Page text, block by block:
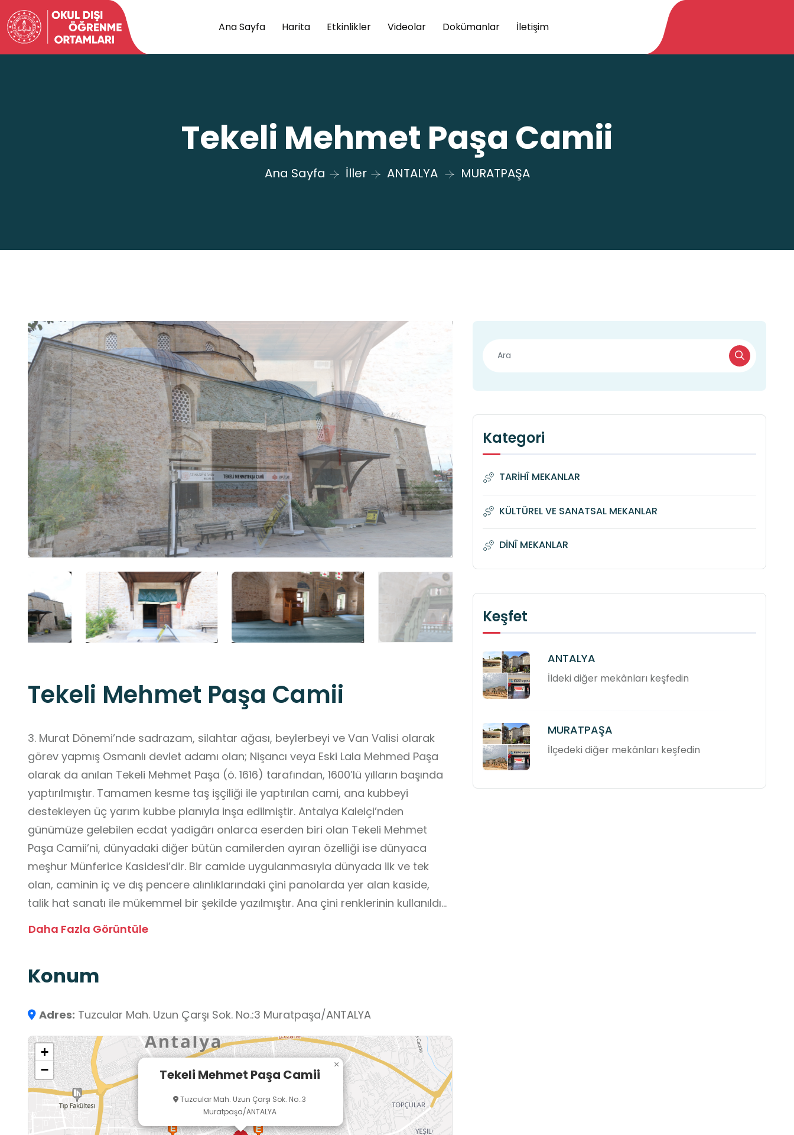
Ana Sayfa Harita Etkinlikler Videolar Dokümanlar İletişim
Tekeli Mehmet Paşa Camii
Ana Sayfa İller ANTALYA MURATPAŞA
Tekeli Mehmet Paşa Camii
3. Murat Dönemi’nde sadrazam, silahtar ağası, beylerbeyi ve Van Valisi olarak
görev yapmış Osmanlı devlet adamı olan; Nişancı veya Eski Lala Mehmed Paşa
olarak da anılan Tekeli Mehmet Paşa (ö. 1616) tarafından, 1600’lü yılların başında
yaptırılmıştır. Tamamen kesme taş işçiliği ile yaptırılan cami, ana kubbeyi
destekleyen üç yarım kubbe planıyla inşa edilmiştir. Antalya Kaleiçi’nden
günümüze gelebilen ecdat yadigârı onlarca eserden biri olan Tekeli Mehmet
Paşa Camii’ni, dünyadaki diğer bütün camilerden ayıran özelliği ise dünyaca
meşhur Münferice Kasidesi’dir. Bir camide uygulanmasıyla dünyada ilk ve tek
olan, caminin iç ve dış pencere alınlıklarındaki çini panolarda yer alan kaside,
talik hat sanatı ile mükemmel bir şekilde yazılmıştır. Ana çini renklerinin kullanıldığı
sıklıkla okunagelen kasidedir. Her açıdan çok başarılı tasarlanan kaside, Tekeli
Daha Fazla Görüntüle
Konum
Adres: Tuzcular Mah. Uzun Çarşı Sok. No.:3 Muratpaşa/ANTALYA
Tekeli Mehmet Paşa Camii
Tuzcular Mah. Uzun Çarşı Sok. No.:3
Muratpaşa/ANTALYA
×
+
−
Kategori
TARİHÎ MEKANLAR
KÜLTÜREL VE SANATSAL MEKANLAR
DİNÎ MEKANLAR
Keşfet
ANTALYA
İldeki diğer mekânları keşfedin
MURATPAŞA
İlçedeki diğer mekânları keşfedin